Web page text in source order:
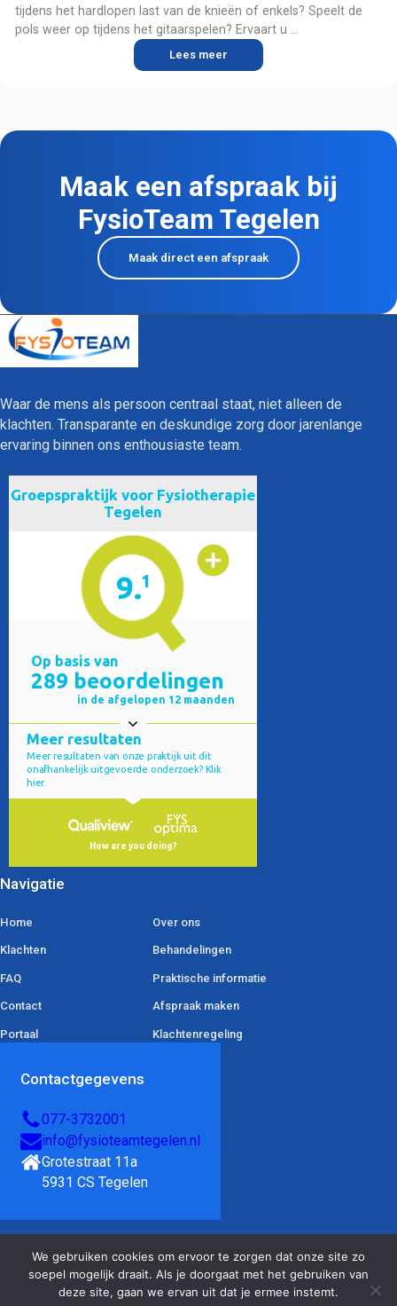
tijdens het hardlopen last van de knieën of enkels? Speelt de
pols weer op tijdens het gitaarspelen? Ervaart u
schouderklachten tijdens het handballen of tennissen?
Gewrichtsklachten zijn erg vervelend en hinderen je in vrijwel al
gewrichtsklachten te laten onderzoeken en hier voor langere
termijn een einde aan te maken!
Lees meer
Maak een afspraak bij
FysioTeam Tegelen
Maak direct een afspraak
Waar de mens als persoon centraal staat, niet alleen de
klachten. Transparante en deskundige zorg door jarenlange
ervaring binnen ons enthousiaste team.
Navigatie
Home Over ons
Klachten Behandelingen
FAQ Praktische informatie
Contact Afspraak maken
Portaal Klachtenregeling
Contactgegevens
077-3732001
info@fysioteamtegelen.nl
Grotestraat 11a
5931 CS Tegelen
© Copyright FysioTeam Tegelen 2026 | Alle rechten voorbehouden |
Privacyverklaring | Website door Physical Leads
We gebruiken cookies om ervoor te zorgen dat onze site zo
soepel mogelijk draait. Als je doorgaat met het gebruiken van
deze site, gaan we ervan uit dat je ermee instemt.